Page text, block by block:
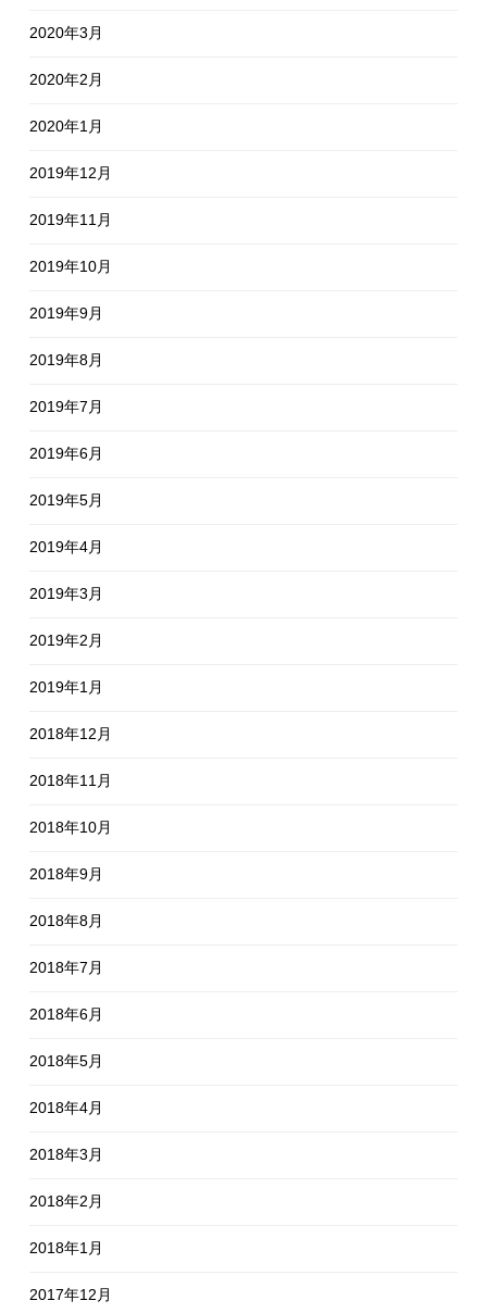
2020年3月
2020年2月
2020年1月
2019年12月
2019年11月
2019年10月
2019年9月
2019年8月
2019年7月
2019年6月
2019年5月
2019年4月
2019年3月
2019年2月
2019年1月
2018年12月
2018年11月
2018年10月
2018年9月
2018年8月
2018年7月
2018年6月
2018年5月
2018年4月
2018年3月
2018年2月
2018年1月
2017年12月